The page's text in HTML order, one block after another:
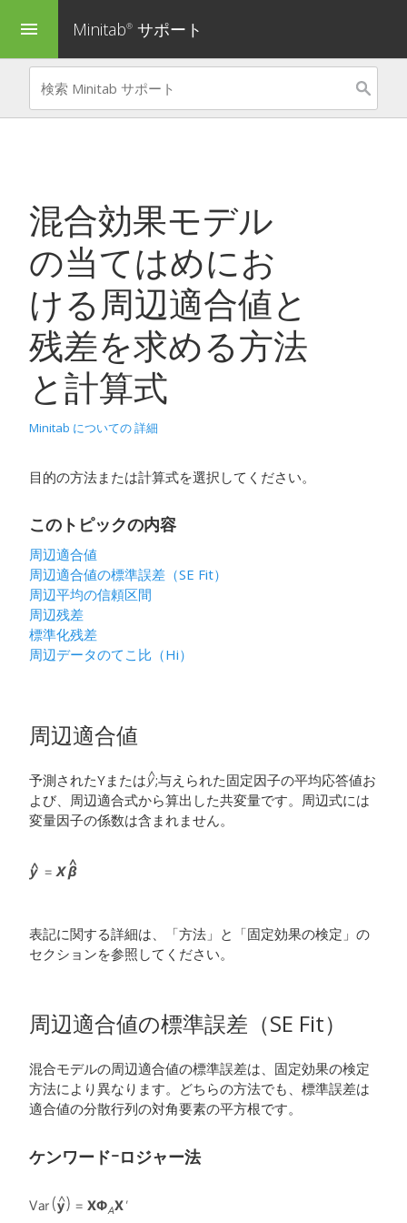
menu Minitab® サポート
混合効果モデル
の当てはめにお
ける周辺適合値と
残差を求める方法
と計算式
Minitab についての 詳細
目的の方法または計算式を選択してください。
このトピックの内容
周辺適合値
周辺適合値の標準誤差（SE Fit）
周辺平均の信頼区間
周辺残差
標準化残差
周辺データのてこ比（Hi）
周辺適合値
予測されたYまたは ;与えられた固定因子の平均応答値お
よび、周辺適合式から算出した共変量です。周辺式には
変量因子の係数は含まれません。
表記に関する詳細は、「方法」と「固定効果の検定」の
セクションを参照してください。
周辺適合値の標準誤差（SE Fit）
混合モデルの周辺適合値の標準誤差は、固定効果の検定
方法により異なります。どちらの方法でも、標準誤差は
適合値の分散行列の対角要素の平方根です。
ケンワードｰロジャー法